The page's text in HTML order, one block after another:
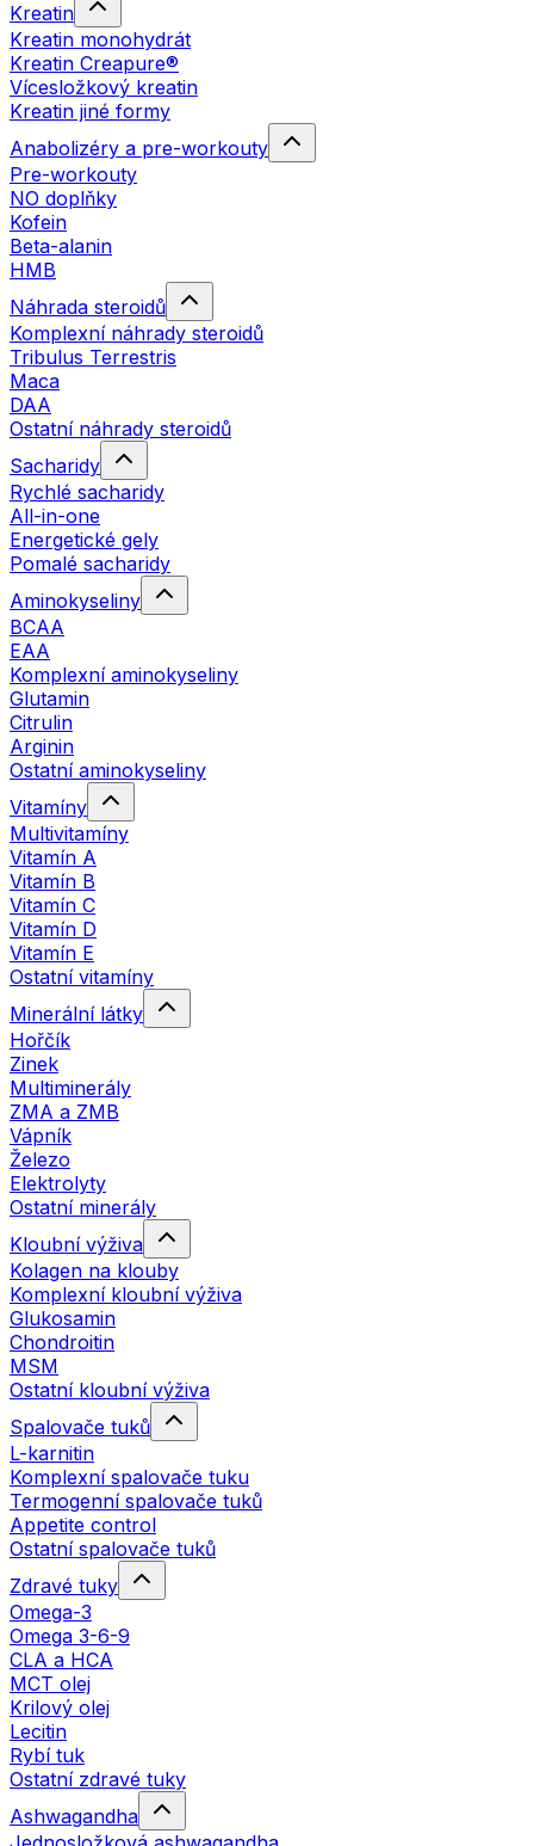
Kreatin
Kreatin monohydrát
Kreatin Creapure®
Vícesložkový kreatin
Kreatin jiné formy
Anabolizéry a pre-workouty
Pre-workouty
NO doplňky
Kofein
Beta-alanin
HMB
Náhrada steroidů
Komplexní náhrady steroidů
Tribulus Terrestris
Maca
DAA
Ostatní náhrady steroidů
Sacharidy
Rychlé sacharidy
All-in-one
Energetické gely
Pomalé sacharidy
Aminokyseliny
BCAA
EAA
Komplexní aminokyseliny
Glutamin
Citrulin
Arginin
Ostatní aminokyseliny
Vitamíny
Multivitamíny
Vitamín A
Vitamín B
Vitamín C
Vitamín D
Vitamín E
Ostatní vitamíny
Minerální látky
Hořčík
Zinek
Multiminerály
ZMA a ZMB
Vápník
Železo
Elektrolyty
Ostatní minerály
Kloubní výživa
Kolagen na klouby
Komplexní kloubní výživa
Glukosamin
Chondroitin
MSM
Ostatní kloubní výživa
Spalovače tuků
L-karnitin
Komplexní spalovače tuku
Termogenní spalovače tuků
Appetite control
Ostatní spalovače tuků
Zdravé tuky
Omega-3
Omega 3-6-9
CLA a HCA
MCT olej
Krilový olej
Lecitin
Rybí tuk
Ostatní zdravé tuky
Ashwagandha